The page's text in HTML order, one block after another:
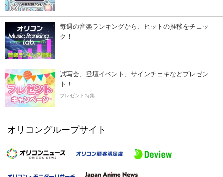
毎週の音楽ランキングから、ヒットの推移をチェッ
ク！
試写会、登壇イベント、サインチェキなどプレゼン
ト！
プレゼント特集
オリコングループサイト